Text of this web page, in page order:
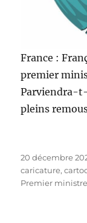
France :
premier
Parviendra-t-
pleins
Publié
le
20 décembre
caricature,
Premier